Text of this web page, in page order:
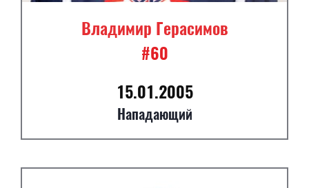
Владимир Герасимов
#60
15.01.2005
Нападающий